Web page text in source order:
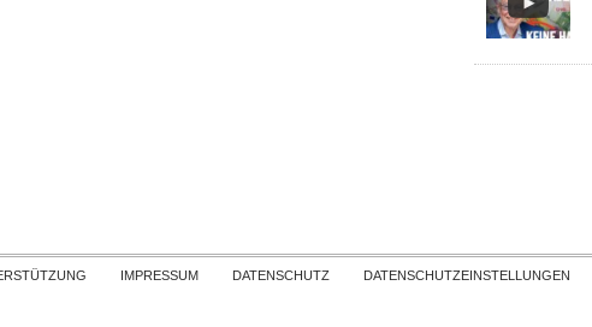
Skip to content
IMPRESSUM DATENSCHUTZ DATENSCHUTZEINSTELLUNGEN